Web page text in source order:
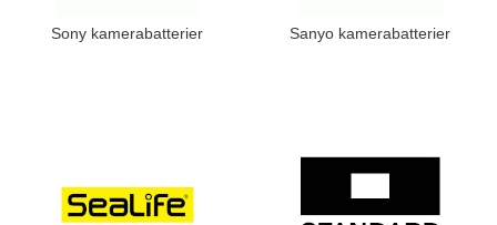
Sony kamerabatterier Sanyo kamerabatterier